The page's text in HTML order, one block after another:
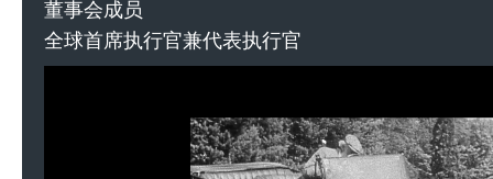
董事会成员
全球首席执行官兼代表执行官